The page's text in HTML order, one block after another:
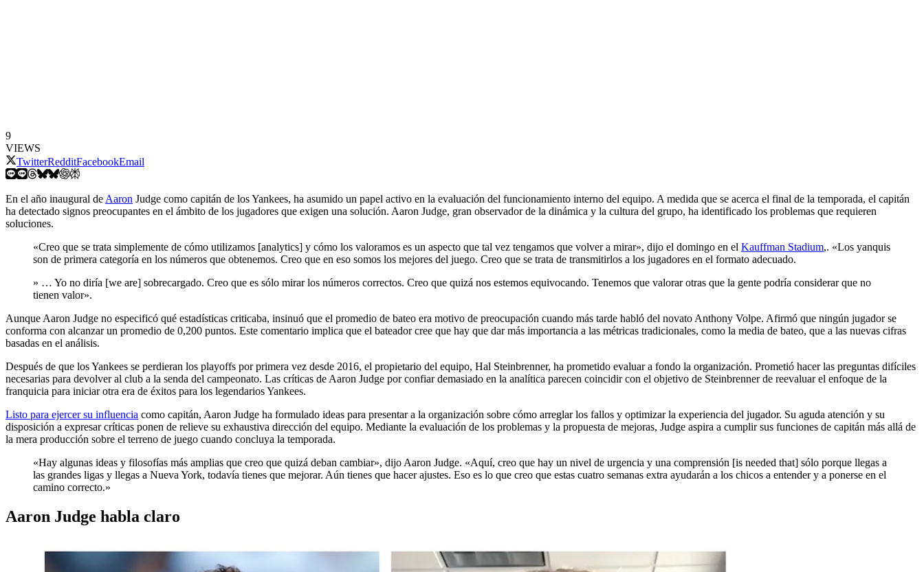
9
VIEWS
TwitterRedditFacebookEmail
En el año inaugural de Aaron Judge como capitán de los Yankees, ha asumido un papel activo en la evaluación del funcionamiento interno del equipo. A medida que se acerca el final de la temporada, el capitán
ha detectado signos preocupantes en el ámbito de los jugadores que exigen una solución. Aaron Judge, gran observador de la dinámica y la cultura del grupo, ha identificado los problemas que requieren
soluciones.
«Creo que se trata simplemente de cómo utilizamos [analytics] y cómo los valoramos es un aspecto que tal vez tengamos que volver a mirar», dijo el domingo en el Kauffman Stadium,. «Los yanquis
son de primera categoría en los números que obtenemos. Creo que en eso somos los mejores del juego. Creo que se trata de transmitirlos a los jugadores en el formato adecuado.
» … Yo no diría [we are] sobrecargado. Creo que es sólo mirar los números correctos. Creo que quizá nos estemos equivocando. Tenemos que valorar otras que la gente podría considerar que no
tienen valor».
Aunque Aaron Judge no especificó qué estadísticas criticaba, insinuó que el promedio de bateo era motivo de preocupación cuando más tarde habló del novato Anthony Volpe. Afirmó que ningún jugador se
conforma con alcanzar un promedio de 0,200 puntos. Este comentario implica que el bateador cree que hay que dar más importancia a las métricas tradicionales, como la media de bateo, que a las nuevas cifras
basadas en el análisis.
Después de que los Yankees se perdieran los playoffs por primera vez desde 2016, el propietario del equipo, Hal Steinbrenner, ha prometido evaluar a fondo la organización. Prometió hacer las preguntas difíciles
necesarias para devolver al club a la senda del campeonato. Las críticas de Aaron Judge por confiar demasiado en la analítica parecen coincidir con el objetivo de Steinbrenner de reevaluar el enfoque de la
franquicia para iniciar otra era de éxitos para los legendarios Yankees.
Listo para ejercer su influencia como capitán, Aaron Judge ha formulado ideas para presentar a la organización sobre cómo arreglar los fallos y optimizar la experiencia del jugador. Su aguda atención y su
disposición a expresar críticas ponen de relieve su exhaustiva dirección del equipo. Mediante la evaluación de los problemas y la propuesta de mejoras, Judge aspira a cumplir sus funciones de capitán más allá de
la mera producción sobre el terreno de juego cuando concluya la temporada.
«Hay algunas ideas y filosofías más amplias que creo que quizá deban cambiar», dijo Aaron Judge. «Aquí, creo que hay un nivel de urgencia y una comprensión [is needed that] sólo porque llegas a
las grandes ligas y llegas a Nueva York, todavía tienes que mejorar. Aún tienes que hacer ajustes. Eso es lo que creo que estas cuatro semanas extra ayudarán a los chicos a entender y a ponerse en el
camino correcto.»
Aaron Judge habla claro